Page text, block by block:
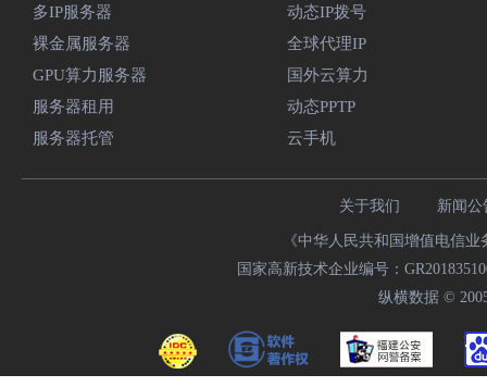
多IP服务器
裸金属服务器
GPU算力服务器
服务器租用
服务器托管
动态IP拨号
全球代理IP
国外云算力
动态PPTP
云手机
关于我们 新闻公
《中华人民共和国增值电信
国家高新技术企业编号：
纵横数据 ©